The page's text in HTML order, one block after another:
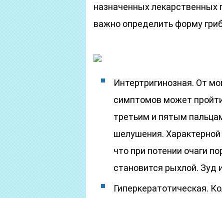
назначенных
важно определить форму
Интертригинозная. От
симптомов может
третьим и пятым
шелушения.
что при потении очаги
становится рыхлой. Зуд
Гиперкератотическая.